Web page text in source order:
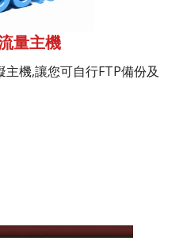
量主機
機,讓您可自行FTP備份及